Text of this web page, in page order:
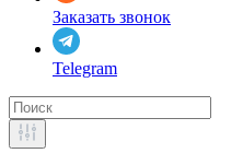
Заказать звонок
Telegram